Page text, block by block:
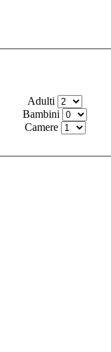
Adulti
Bambini
Camere